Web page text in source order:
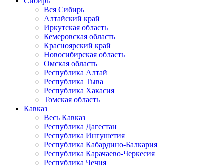
Вся Сибирь
Алтайский край
Иркутская область
Кемеровская область
Красноярский край
Новосибирская область
Омская область
Республика Алтай
Республика Тыва
Республика Хакасия
Томская область
Кавказ
Весь Кавказ
Республика Дагестан
Республика Ингушетия
Республика Кабардино-Балкария
Республика Карачаево-Черкесия
Республика Чечня